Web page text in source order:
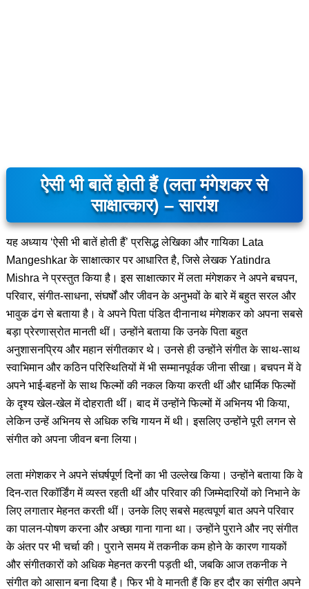
ऐसी भी बातें होती हैं (लता मंगेशकर से
साक्षात्कार) – सारांश
यह अध्याय ‘ऐसी भी बातें होती हैं’ प्रसिद्ध लेखिका और गायिका Lata
Mangeshkar के साक्षात्कार पर आधारित है, जिसे लेखक Yatindra
Mishra ने प्रस्तुत किया है। इस साक्षात्कार में लता मंगेशकर ने अपने बचपन,
परिवार, संगीत-साधना, संघर्षों और जीवन के अनुभवों के बारे में बहुत सरल और
भावुक ढंग से बताया है। वे अपने पिता पंडित दीनानाथ मंगेशकर को अपना सबसे
बड़ा प्रेरणास्रोत मानती थीं। उन्होंने बताया कि उनके पिता बहुत
अनुशासनप्रिय और महान संगीतकार थे। उनसे ही उन्होंने संगीत के साथ-साथ
स्वाभिमान और कठिन परिस्थितियों में भी सम्मानपूर्वक जीना सीखा। बचपन में वे
अपने भाई-बहनों के साथ फिल्मों की नकल किया करती थीं और धार्मिक फिल्मों
के दृश्य खेल-खेल में दोहराती थीं। बाद में उन्होंने फिल्मों में अभिनय भी किया,
लेकिन उन्हें अभिनय से अधिक रुचि गायन में थी। इसलिए उन्होंने पूरी लगन से
संगीत को अपना जीवन बना लिया।
लता मंगेशकर ने अपने संघर्षपूर्ण दिनों का भी उल्लेख किया। उन्होंने बताया कि वे
दिन-रात रिकॉर्डिंग में व्यस्त रहती थीं और परिवार की जिम्मेदारियों को निभाने के
लिए लगातार मेहनत करती थीं। उनके लिए सबसे महत्वपूर्ण बात अपने परिवार
का पालन-पोषण करना और अच्छा गाना गाना था। उन्होंने पुराने और नए संगीत
के अंतर पर भी चर्चा की। पुराने समय में तकनीक कम होने के कारण गायकों
और संगीतकारों को अधिक मेहनत करनी पड़ती थी, जबकि आज तकनीक ने
संगीत को आसान बना दिया है। फिर भी वे मानती हैं कि हर दौर का संगीत अपने